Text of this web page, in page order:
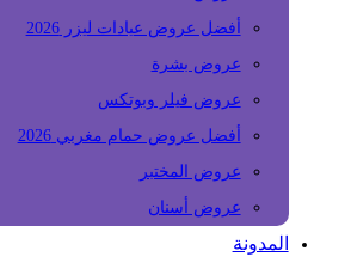
أفضل عروض عيادات ليزر 2026
عروض بشرة
عروض فيلر وبوتكس
أفضل عروض حمام مغربي 2026
عروض المختبر
عروض أسنان
المدونة